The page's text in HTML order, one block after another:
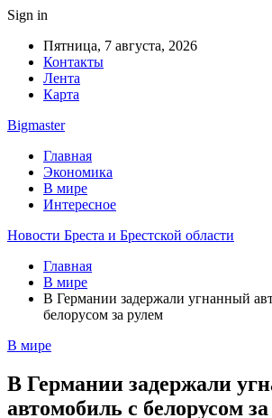
Sign in
Пятница, 7 августа, 2026
Контакты
Лента
Карта
Bigmaster
Главная
Экономика
В мире
Интересное
Новости Бреста и Брестской области
Главная
В мире
В Германии задержали угнанный
белорусом за рулем
В мире
В Германии задержали
автомобиль с белорусом